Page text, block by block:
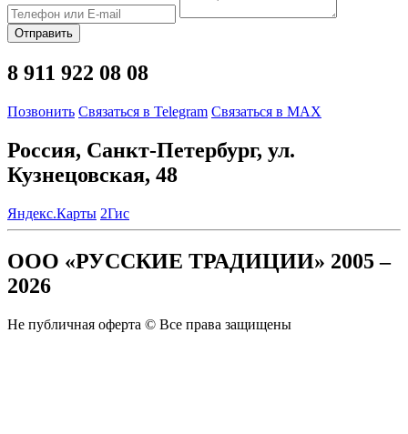
Отправить
8 911 922 08 08
Позвонить Связаться в Telegram Связаться в MAX
Россия, Санкт-Петербург, ул.
Кузнецовская, 48
Яндекс.Карты 2Гис
ООО «РУССКИЕ ТРАДИЦИИ» 2005 –
2026
Не публичная оферта © Все права защищены